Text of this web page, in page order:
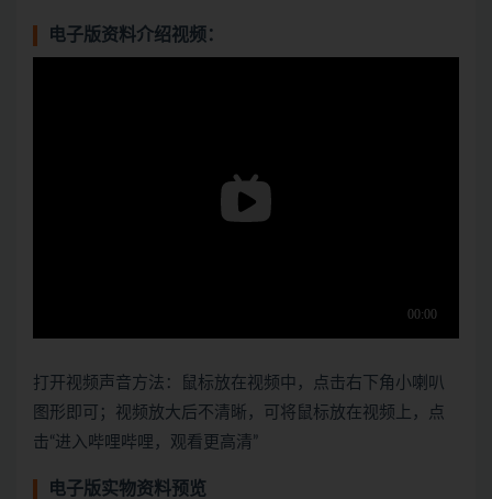
电子版资料介绍视频：
打开视频声音方法：鼠标放在视频中，点击右下角小喇叭
图形即可；视频放大后不清晰，可将鼠标放在视频上，点
击“进入哔哩哔哩，观看更高清”
电子版实物资料预览